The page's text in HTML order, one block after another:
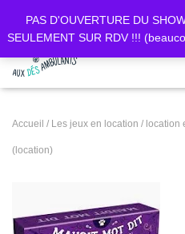
PAS D'OUVERTURE DU
SEULEMENT SUR RDV !!!
Accueil / Les jeux en location / location
(location)